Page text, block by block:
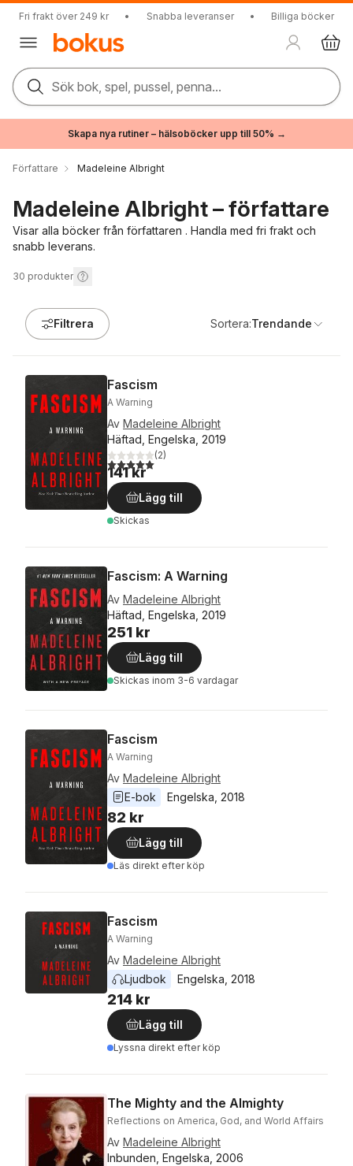
Fri frakt över 249 kr • Snabba leveranser • Billiga böcker
Sök bok, spel, pussel, penna...
Skapa nya rutiner – hälsoböcker upp till 50% →
Författare Madeleine Albright
Madeleine Albright – författare
Visar alla böcker från författaren . Handla med fri frakt och
snabb leverans.
30 produkter
Filtrera Sortera:Trendande
Fascism
A Warning
Av Madeleine Albright
Häftad, Engelska, 2019
5,0utav 5 stjärnor. Totalt antal röster:
(2)
141 kr
Lägg till
Skickas
Fascism: A Warning
Av Madeleine Albright
Häftad, Engelska, 2019
251 kr
Lägg till
Skickas inom 3-6 vardagar
Fascism
A Warning
Av Madeleine Albright
E-bok
Engelska 2018
82 kr
Lägg till
Läs direkt efter köp
Fascism
A Warning
Av Madeleine Albright
Ljudbok
Engelska 2018
214 kr
Lägg till
Lyssna direkt efter köp
The Mighty and the Almighty
Reflections on America, God, and World Affairs
Av Madeleine Albright
Inbunden, Engelska, 2006